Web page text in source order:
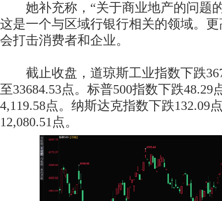
她补充称，“关于商业地产的问题
这是一个与区域行银行相关的领域。
会打击消费者和企业。
截止收盘，道琼斯工业指数下跌
至33684.53点。标普500指数下跌48.29
4,119.58点。纳斯达克指数下跌132.09
12,080.51点。